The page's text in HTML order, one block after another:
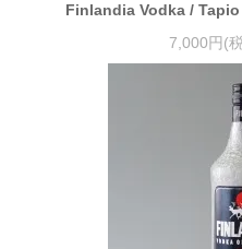
Finlandia Vodka /
7,000円(